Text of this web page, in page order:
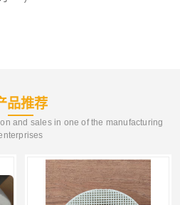
品推荐
and sales in one of the manufacturing